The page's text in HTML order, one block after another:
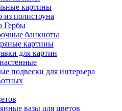
картины
из полистоуна
Гербы
банкноты
картины
для картин
подвески для интерьера
вазы для цветов